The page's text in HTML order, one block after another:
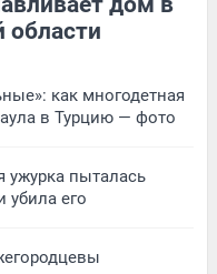
области
как многодетная
в Турцию — фото
ужурка пыталась
убила его